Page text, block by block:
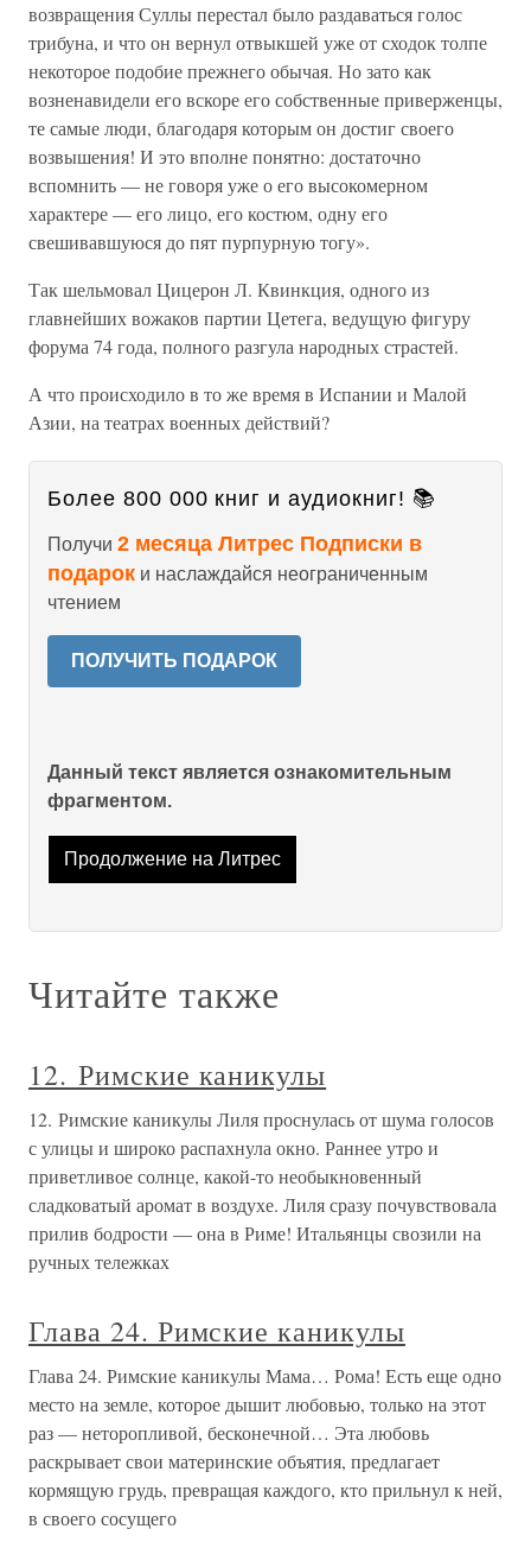
возвращения Суллы перестал было раздаваться голос
трибуна, и что он вернул отвыкшей уже от сходок толпе
некоторое подобие прежнего обычая. Но зато как
возненавидели его вскоре его собственные приверженцы,
те самые люди, благодаря которым он достиг своего
возвышения! И это вполне понятно: достаточно
вспомнить — не говоря уже о его высокомерном
характере — его лицо, его костюм, одну его
свешивавшуюся до пят пурпурную тогу».
Так шельмовал Цицерон Л. Квинкция, одного из
главнейших вожаков партии Цетега, ведущую фигуру
форума 74 года, полного разгула народных страстей.
А что происходило в то же время в Испании и Малой
Азии, на театрах военных действий?
Более 800 000 книг и аудиокниг! 📚
Получи 2 месяца Литрес Подписки в
подарок и наслаждайся неограниченным
чтением
ПОЛУЧИТЬ ПОДАРОК
Данный текст является ознакомительным
фрагментом.
Продолжение на Литрес
Читайте также
12. Римские каникулы
12. Римские каникулы Лиля проснулась от шума голосов
с улицы и широко распахнула окно. Раннее утро и
приветливое солнце, какой-то необыкновенный
сладковатый аромат в воздухе. Лиля сразу почувствовала
прилив бодрости — она в Риме! Итальянцы свозили на
ручных тележках
Глава 24. Римские каникулы
Глава 24. Римские каникулы Мама… Рома! Есть еще одно
место на земле, которое дышит любовью, только на этот
раз — неторопливой, бесконечной… Эта любовь
раскрывает свои материнские объятия, предлагает
кормящую грудь, превращая каждого, кто прильнул к ней,
в своего сосущего